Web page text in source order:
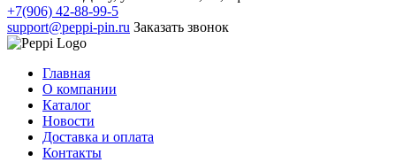
+7(906) 42-88-99-5
support@peppi-pin.ru Заказать звонок
Главная
О компании
Каталог
Новости
Доставка и оплата
Контакты